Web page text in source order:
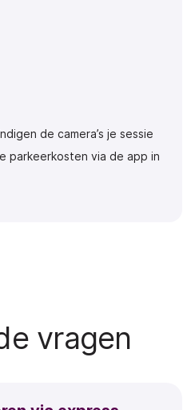
de camera’s je sessie
parkeerkosten via de app in
vragen